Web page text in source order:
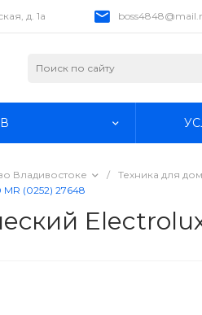
д. 1а
Владивостоке / Техника для
(0252) 27648